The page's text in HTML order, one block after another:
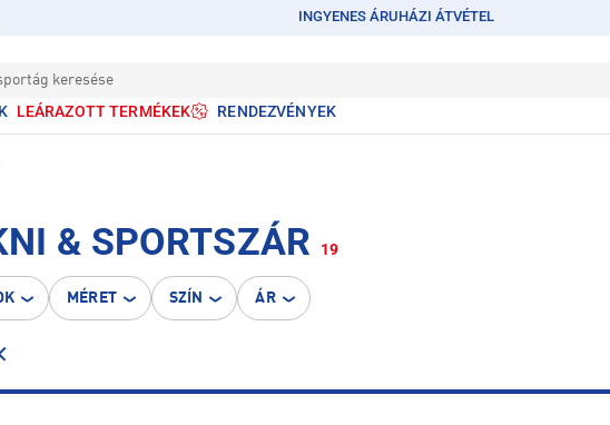
INGYENES ÁRUHÁZI ÁTVÉTEL
keresése
LEÁRAZOTT TERMÉKEK RENDEZVÉNYEK
& SPORTSZÁR 19
MÉRET SZÍN ÁR